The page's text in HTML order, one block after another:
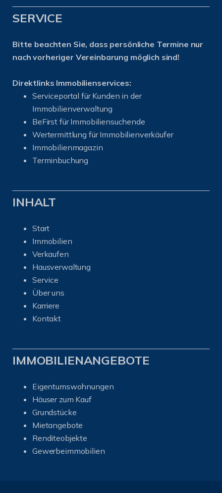
SERVICE
Bitte beachten Sie, dass persönliche Termine nur
nach vorheriger Vereinbarung möglich sind!
Direktlinks Immobilienservices:
Serviceportal für Kunden in der
Immobilienverwaltung
BeFirst für Immobiliensuchende
Wertermittlung für Immobilienverkäufer
Immobilienmagazin
Terminbuchung
INHALT
Start
Immobilien
Verkaufen
Hausverwaltung
Service
Über uns
Karriere
Kontakt
IMMOBILIENANGEBOTE
Eigentumswohnungen
Häuser zum Kauf
Grundstücke
Mietangebote
Renditeobjekte
Gewerbeimmobilien